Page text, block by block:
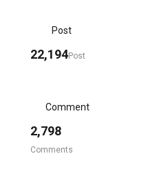
Post
22,194Post
Comment
2,798
Comments